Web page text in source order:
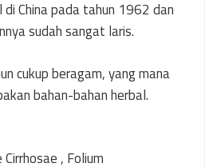
China pada tahun 1962 dan
sudah sangat laris.
cukup beragam, yang mana
bahan-bahan herbal.
, Folium